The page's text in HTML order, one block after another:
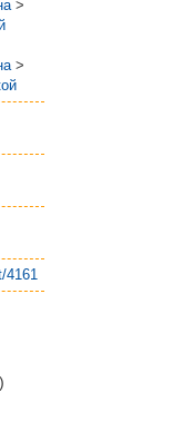
>
>
4161